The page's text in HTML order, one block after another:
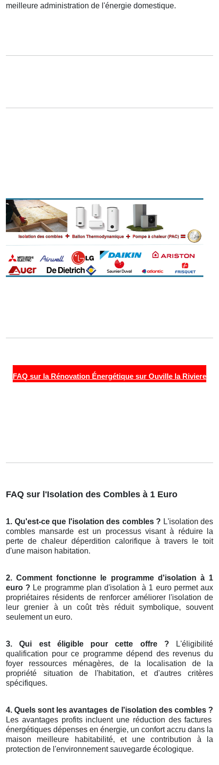
meilleure administration de l'énergie domestique.
FAQ sur la Rénovation Énergétique sur Ouville la Riviere
FAQ sur l'Isolation des Combles à 1 Euro
1. Qu'est-ce que l'isolation des combles ? L'isolation des
combles mansarde est un processus visant à réduire la
perte de chaleur déperdition calorifique à travers le toit
d'une maison habitation.
2. Comment fonctionne le programme d'isolation à 1
euro ? Le programme plan d'isolation à 1 euro permet aux
propriétaires résidents de renforcer améliorer l'isolation de
leur grenier à un coût très réduit symbolique, souvent
seulement un euro.
3. Qui est éligible pour cette offre ? L'éligibilité
qualification pour ce programme dépend des revenus du
foyer ressources ménagères, de la localisation de la
propriété situation de l'habitation, et d'autres critères
spécifiques.
4. Quels sont les avantages de l'isolation des combles ?
Les avantages profits incluent une réduction des factures
énergétiques dépenses en énergie, un confort accru dans la
maison meilleure habitabilité, et une contribution à la
protection de l'environnement sauvegarde écologique.